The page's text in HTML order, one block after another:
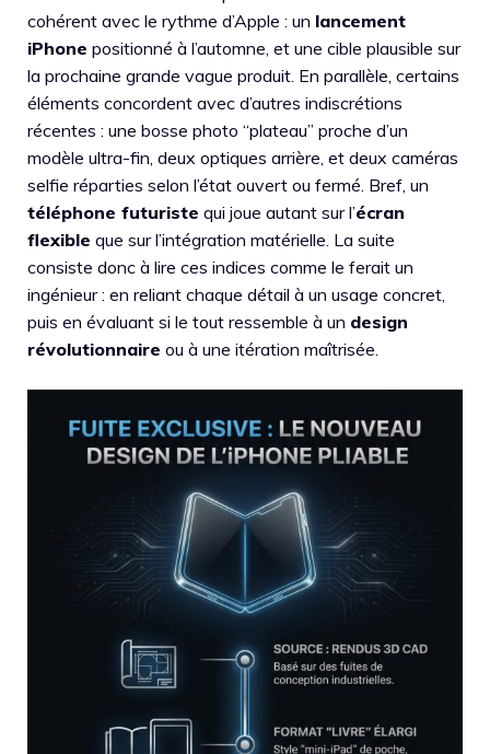
cohérent avec le rythme d’Apple : un lancement
iPhone positionné à l’automne, et une cible plausible sur
la prochaine grande vague produit. En parallèle, certains
éléments concordent avec d’autres indiscrétions
récentes : une bosse photo “plateau” proche d’un
modèle ultra-fin, deux optiques arrière, et deux caméras
selfie réparties selon l’état ouvert ou fermé. Bref, un
téléphone futuriste qui joue autant sur l’écran
flexible que sur l’intégration matérielle. La suite
consiste donc à lire ces indices comme le ferait un
ingénieur : en reliant chaque détail à un usage concret,
puis en évaluant si le tout ressemble à un design
révolutionnaire ou à une itération maîtrisée.